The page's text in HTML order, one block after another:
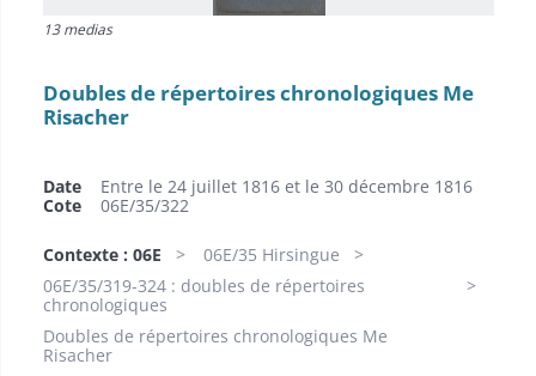
13 medias
Doubles de répertoires chronologiques Me
Risacher
Date
Entre le 24 juillet 1816 et le 30 décembre 1816
Cote
06E/35/322
Contexte : 06E
06E/35 Hirsingue
06E/35/319-324 : doubles de répertoires
chronologiques
Doubles de répertoires chronologiques Me
Risacher